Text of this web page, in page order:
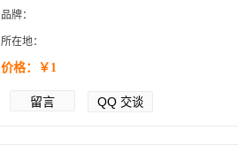
品牌：
所在地：
价格：￥1
留言 QQ 交谈